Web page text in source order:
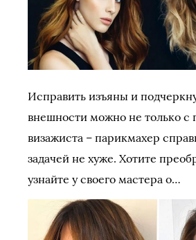
Исправить изъяны и
внешности можно не только
визажиста – парикмахер
задачей не хуже. Хотите
узнайте у своего мастера о…